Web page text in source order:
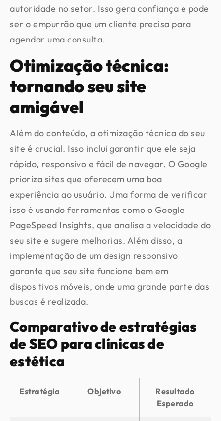
autoridade no setor. Isso gera confiança e pode
ser o empurrão que um cliente precisa para
agendar uma consulta.
Otimização técnica:
tornando seu site
amigável
Além do conteúdo, a otimização técnica do seu
site é crucial. Isso inclui garantir que ele seja
rápido, responsivo e fácil de navegar. O Google
prioriza sites que oferecem uma boa
experiência ao usuário. Uma forma de verificar
isso é usando ferramentas como o Google
PageSpeed Insights, que analisa a velocidade do
seu site e sugere melhorias. Além disso, a
implementação de um design responsivo
garante que seu site funcione bem em
dispositivos móveis, onde uma grande parte das
buscas é realizada.
Comparativo de estratégias
de SEO para clínicas de
estética
Estratégia Objetivo
Resultado
Esperado